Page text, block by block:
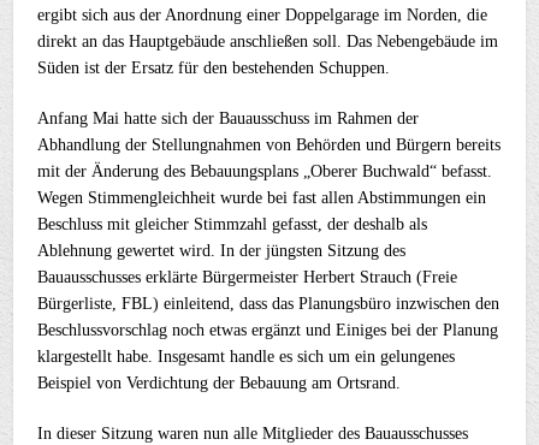
ergibt sich aus der Anordnung einer Doppelgarage im Norden, die
direkt an das Hauptgebäude anschließen soll. Das Nebengebäude im
Süden ist der Ersatz für den bestehenden Schuppen.
Anfang Mai hatte sich der Bauausschuss im Rahmen der
Abhandlung der Stellungnahmen von Behörden und Bürgern bereits
mit der Änderung des Bebauungsplans „Oberer Buchwald“ befasst.
Wegen Stimmengleichheit wurde bei fast allen Abstimmungen ein
Beschluss mit gleicher Stimmzahl gefasst, der deshalb als
Ablehnung gewertet wird. In der jüngsten Sitzung des
Bauausschusses erklärte Bürgermeister Herbert Strauch (Freie
Bürgerliste, FBL) einleitend, dass das Planungsbüro inzwischen den
Beschlussvorschlag noch etwas ergänzt und Einiges bei der Planung
klargestellt habe. Insgesamt handle es sich um ein gelungenes
Beispiel von Verdichtung der Bebauung am Ortsrand.
In dieser Sitzung waren nun alle Mitglieder des Bauausschusses